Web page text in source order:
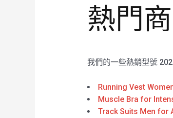
熱門
我們的一些熱銷型號
Running Vest
Muscle Bra for
Track Suits Men for